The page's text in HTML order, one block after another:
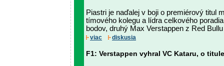
Piastri je naďalej v boji o premiérový titul
tímového kolegu a lídra celkového
bodov, druhý Max Verstappen z Red
viac diskusia
F1: Verstappen vyhral VC Kataru, o